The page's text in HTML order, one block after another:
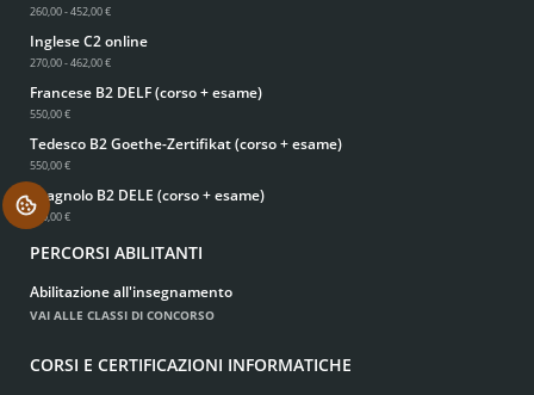
260,00 - 452,00 €
Inglese C2 online
270,00 - 462,00 €
Francese B2 DELF (corso + esame)
550,00 €
Tedesco B2 Goethe-Zertifikat (corso + esame)
550,00 €
Spagnolo B2 DELE (corso + esame)
550,00 €
PERCORSI ABILITANTI
Abilitazione all'insegnamento
VAI ALLE CLASSI DI CONCORSO
CORSI E CERTIFICAZIONI INFORMATICHE
.